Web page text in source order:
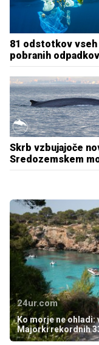
81 odstotkov vseh
pobranih
slovenskega
obali predstavlja
Skrb vzbujajoče
Sredozemskem
ogroženi skoraj vsi
24ur.com
Ko morje ne ohladi:
Majorki rekordnih